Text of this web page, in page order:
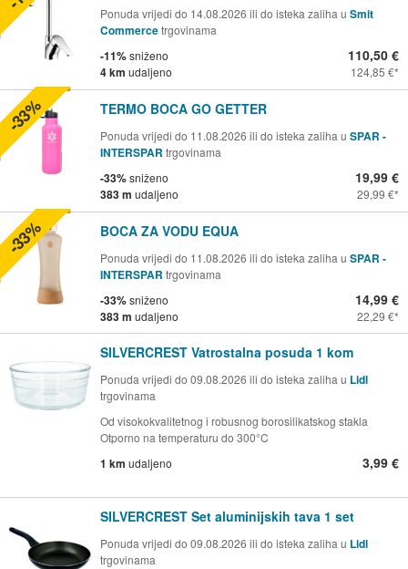
Ponuda vrijedi do 14.08.2026 ili do isteka zaliha u Smit
Commercetrgovinama
-11%sniženo
4 km udaljeno
110,50 €
124,85 €
TERMO BOCA GO GETTER
Ponuda vrijedi do 11.08.2026 ili do isteka zaliha u SPAR -
INTERSPAR trgovinama
-33%sniženo
383 m udaljeno
19,99 €
29,99 €
-33%
BOCA ZA VODU EQUA
Ponuda vrijedi do 11.08.2026 ili do isteka zaliha u SPAR -
INTERSPAR trgovinama
-33%sniženo
383 m udaljeno
14,99 €
22,29 €
-33%
SILVERCREST Vatrostalna posuda 1 kom
Ponuda vrijedi do 09.08.2026 ili do isteka zaliha u Lidl
trgovinama
Od visokokvalitetnog i robusnog borosilikatskog stakla
Otporno na temperaturu do 300°C
1 km udaljeno 3,99 €
SILVERCREST Set aluminijskih tava 1 set
Ponuda vrijedi do 09.08.2026 ili do isteka zaliha u Lidl
trgovinama